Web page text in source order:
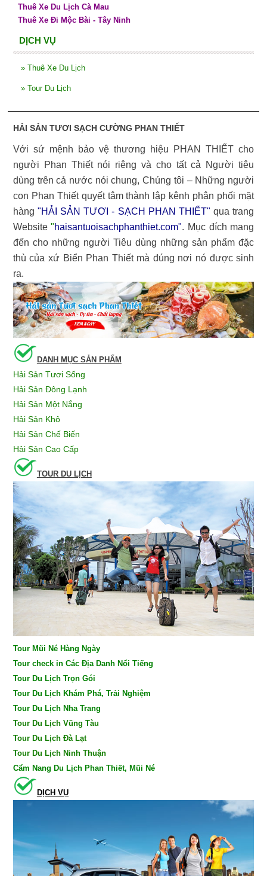
Thuê Xe Du Lịch Cà Mau
Thuê Xe Đi Mộc Bài - Tây Ninh
DỊCH VỤ
» Thuê Xe Du Lịch
» Tour Du Lịch
HẢI SẢN TƯƠI SẠCH CƯỜNG PHAN THIẾT
Với sứ mệnh bảo vệ thương hiệu PHAN THIẾT cho
người Phan Thiết nói riêng và cho tất cả Người tiêu
dùng trên cả nước nói chung, Chúng tôi – Những người
con Phan Thiết quyết tâm thành lập kênh phân phối mặt
hàng "HẢI SẢN TƯƠI - SẠCH PHAN THIẾT" qua trang
Website"haisantuoisachphanthiet.com". Mục đích mang
đến cho những người Tiêu dùng những sản phẩm đặc
thù của xứ Biển Phan Thiết mà đúng nơi nó được sinh
ra.
DANH MỤC SẢN PHẨM
Hải Sản Tươi Sống
Hải Sản Đông Lạnh
Hải Sản Một Nắng
Hải Sản Khô
Hải Sản Chế Biến
Hải Sản Cao Cấp
TOUR DU LỊCH
Tour Mũi Né Hàng Ngày
Tour check in Các Địa Danh Nổi Tiếng
Tour Du Lịch Trọn Gói
Tour Du Lịch Khám Phá, Trải Nghiệm
Tour Du Lịch Nha Trang
Tour Du Lịch Vũng Tàu
Tour Du Lịch Đà Lạt
Tour Du Lịch Ninh Thuận
Cẩm Nang Du Lịch Phan Thiết, Mũi Né
DỊCH VỤ